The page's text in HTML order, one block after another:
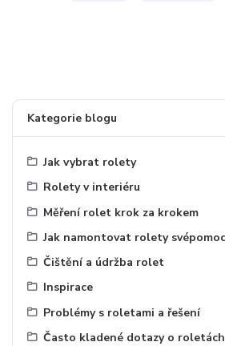
Kategorie blogu
Jak vybrat rolety
Rolety v interiéru
Měření rolet krok za krokem
Jak namontovat rolety
Čištění a údržba rolet
Inspirace
Problémy s roletami a řešení
Často kladené dotazy o roletách